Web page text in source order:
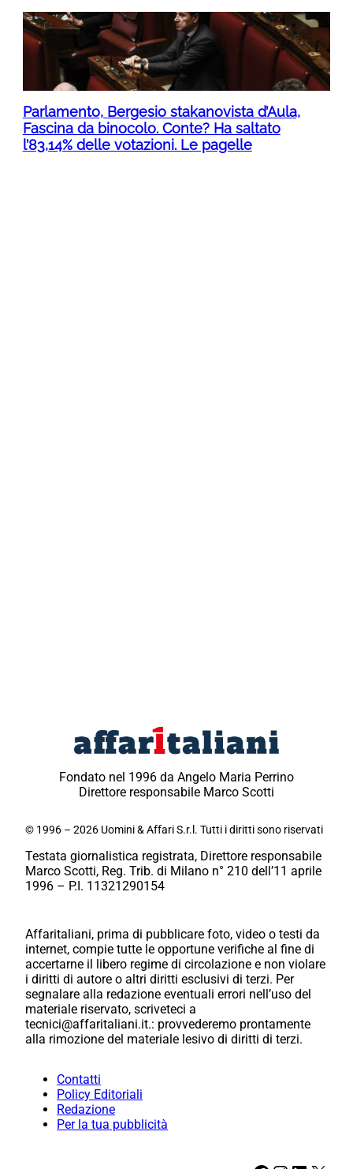
Parlamento, Bergesio stakanovista d’Aula,
Fascina da binocolo. Conte? Ha saltato
l’83,14% delle votazioni. Le pagelle
Fondato nel 1996 da Angelo Maria Perrino
Direttore responsabile Marco Scotti
© 1996 – 2026 Uomini & Affari S.r.l. Tutti i diritti sono riservati
Testata giornalistica registrata, Direttore responsabile
Marco Scotti, Reg. Trib. di Milano n° 210 dell’11 aprile
1996 – P.I. 11321290154
Affaritaliani, prima di pubblicare foto, video o testi da
internet, compie tutte le opportune verifiche al fine di
accertarne il libero regime di circolazione e non violare
i diritti di autore o altri diritti esclusivi di terzi. Per
segnalare alla redazione eventuali errori nell’uso del
materiale riservato, scriveteci a
tecnici@affaritaliani.it.: provvederemo prontamente
alla rimozione del materiale lesivo di diritti di terzi.
Contatti
Policy Editoriali
Redazione
Per la tua pubblicità